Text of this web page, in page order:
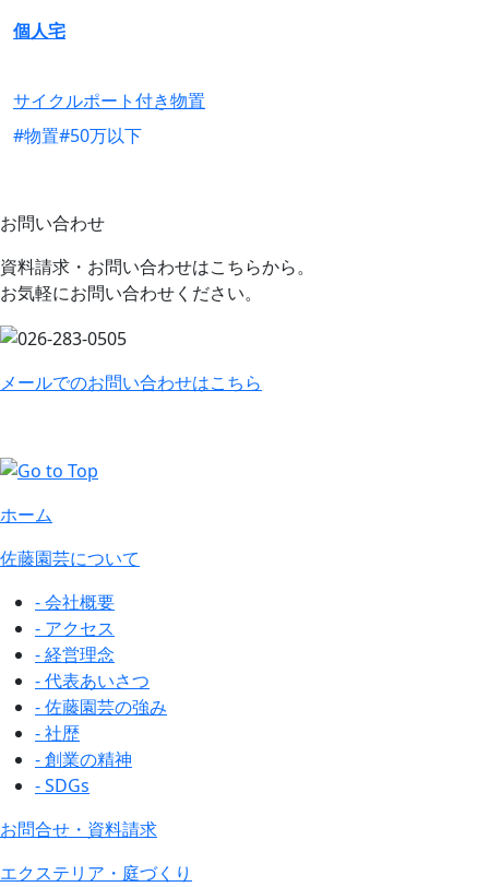
個人宅
サイクルポート付き物置
#物置#50万以下
お問い合わせ
資料請求・お問い合わせはこちらから。
お気軽にお問い合わせください。
メールでのお問い合わせはこちら
ホーム
佐藤園芸について
- 会社概要
- アクセス
- 経営理念
- 代表あいさつ
- 佐藤園芸の強み
- 社歴
- 創業の精神
- SDGs
お問合せ・資料請求
エクステリア・庭づくり